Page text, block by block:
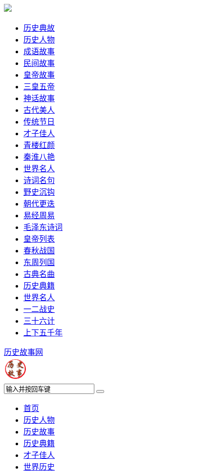
历史典故
历史人物
成语故事
民间故事
皇帝故事
三皇五帝
神话故事
古代美人
传统节日
才子佳人
青楼红颜
秦淮八艳
世界名人
诗词名句
野史沉钩
朝代更迭
易经周易
毛泽东诗词
皇帝列表
春秋战国
东周列国
古典名曲
历史典籍
世界名人
一二战史
三十六计
上下五千年
历史故事网
首页
历史人物
历史故事
历史典籍
才子佳人
世界历史